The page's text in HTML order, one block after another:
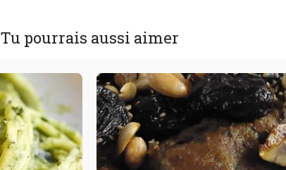
Tu pourrais aussi aimer